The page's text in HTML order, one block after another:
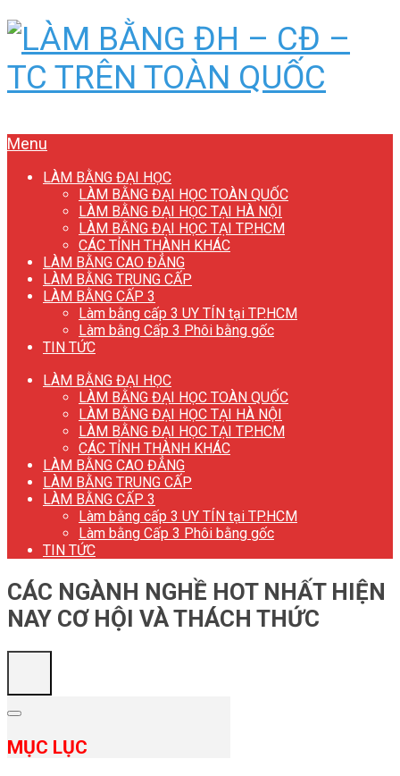
Menu
LÀM BẰNG ĐẠI HỌC
LÀM BẰNG ĐẠI HỌC TOÀN QUỐC
LÀM BẰNG ĐẠI HỌC TẠI HÀ NỘI
LÀM BẰNG ĐẠI HỌC TẠI TP.HCM
CÁC TỈNH THÀNH KHÁC
LÀM BẰNG CAO ĐẲNG
LÀM BẰNG TRUNG CẤP
LÀM BẰNG CẤP 3
Làm bằng cấp 3 UY TÍN tại TP.HCM
Làm bằng Cấp 3 Phôi bằng gốc
TIN TỨC
LÀM BẰNG ĐẠI HỌC
LÀM BẰNG ĐẠI HỌC TOÀN QUỐC
LÀM BẰNG ĐẠI HỌC TẠI HÀ NỘI
LÀM BẰNG ĐẠI HỌC TẠI TP.HCM
CÁC TỈNH THÀNH KHÁC
LÀM BẰNG CAO ĐẲNG
LÀM BẰNG TRUNG CẤP
LÀM BẰNG CẤP 3
Làm bằng cấp 3 UY TÍN tại TP.HCM
Làm bằng Cấp 3 Phôi bằng gốc
TIN TỨC
CÁC NGÀNH NGHỀ HOT NHẤT HIỆN
NAY CƠ HỘI VÀ THÁCH THỨC
MỤC LỤC